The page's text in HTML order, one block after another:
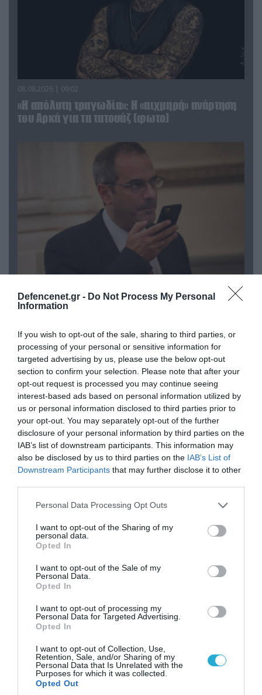
Defencenet.gr - Do Not Process My Personal
Information
If you wish to opt-out of the sale, sharing to third parties, or
processing of your personal or sensitive information for
targeted advertising by us, please use the below opt-out
section to confirm your selection. Please note that after your
opt-out request is processed you may continue seeing
interest-based ads based on personal information utilized by
us or personal information disclosed to third parties prior to
your opt-out. You may separately opt-out of the further
disclosure of your personal information by third parties on the
IAB’s list of downstream participants. This information may
also be disclosed by us to third parties on the IAB’s List of
Downstream Participants that may further disclose it to other
Please note that this website/app uses one or more Google
not limited to your visit or usage behaviour. You may click to
grant or deny consent to Google and its third-party tags to
use your data for below specified purposes in below Google
consent section.
Personal Data Processing Opt Outs
I want to opt-out of the Sharing of my
personal data.
Opted In
I want to opt-out of the Sale of my
Personal Data.
Opted In
I want to opt-out of processing my
Personal Data for Targeted Advertising.
Opted In
I want to opt-out of Collection, Use,
Retention, Sale, and/or Sharing of my
Personal Data that Is Unrelated with the
Purposes for which it was collected.
Opted Out
08.08.2026 | 09:02
«Η απόλυτη τραγωδία»: Η «αιχμηρή» ανάρτηση
του Αρκά για τα τατουάζ (φωτο)
Ο Γιάννης Αλαφούζος «τέλειωσε» τον
απομάκρυνσής του
«Επιχείρηση ελεύθερα πεζοδρόμια» στην
Αθήνα: Απομακρύνθηκαν παράνομα
αντικείμενα από κοινόχρηστους χώρους